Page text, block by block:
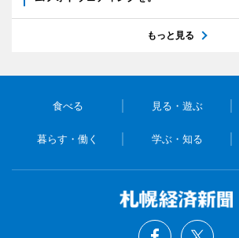
もっと見る
食べる 見る・遊ぶ
暮らす・働く 学ぶ・知る